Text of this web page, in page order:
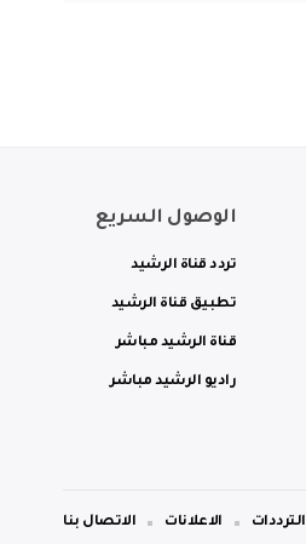
الوصول السريع
تردد قناة الرشيد
تطبيق قناة الرشيد
قناة الرشيد مباشر
راديو الرشيد مباشر
الترددات الاعلانات الاتصال بنا